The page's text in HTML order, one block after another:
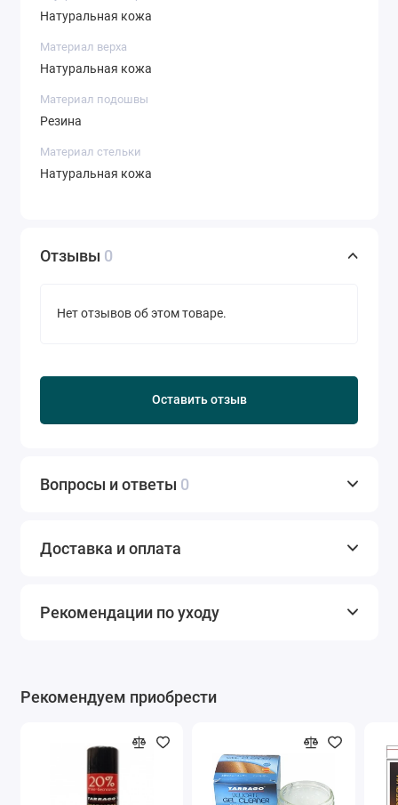
Натуральная кожа
Материал верха
Натуральная кожа
Материал подошвы
Резина
Материал стельки
Натуральная кожа
Отзывы 0
Нет отзывов об этом товаре.
Оставить отзыв
Вопросы и ответы 0
Доставка и оплата
Рекомендации по уходу
Рекомендуем приобрести